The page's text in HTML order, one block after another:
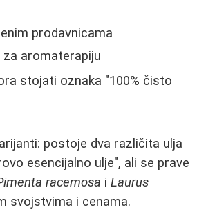
prodavnicama
aromaterapiju
stojati oznaka "100% čisto
postoje dva različita ulja
esencijalno ulje", ali se prave
racemosa i Laurus
svojstvima i cenama.